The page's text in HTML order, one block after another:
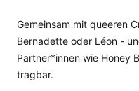
Gemeinsam mit queeren
Bernadette oder Léon -
Partner*innen wie Honey
tragbar.